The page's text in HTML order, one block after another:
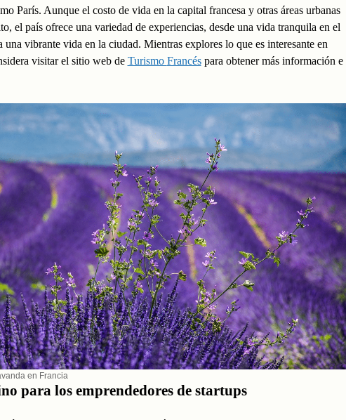
París. Aunque el costo de vida en la capital francesa y otras áreas urbanas
el país ofrece una variedad de experiencias, desde una vida tranquila en el
una vibrante vida en la ciudad. Mientras explores lo que es interesante en
visitar el sitio web de Turismo Francéspara obtener más información e
en Francia
para los emprendedores de startups